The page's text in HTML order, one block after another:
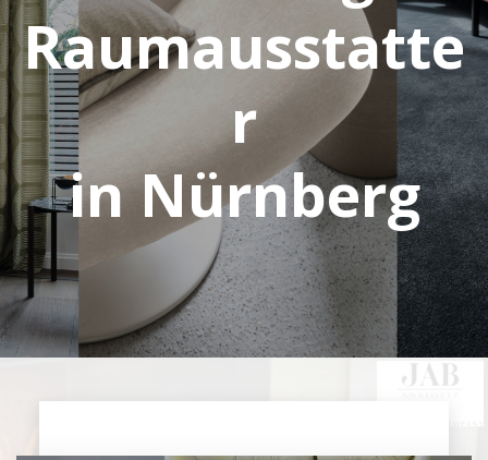
Raumausstatte
r
in Nürnberg